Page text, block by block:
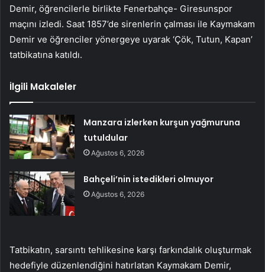
Demir, öğrencilerle birlikte Fenerbahçe- Giresunspor
maçını izledi. Saat 1857’de sirenlerin çalması ile Kaymakam
Demir ve öğrenciler yönergeye uyarak ‘Çök, Tutun, Kapan’
tatbikatına katıldı.
İlgili Makaleler
Manzara izlerken kurşun yağmuruna
tutuldular
Ağustos 6, 2026
Bahçeli’nin istedikleri olmuyor
Ağustos 6, 2026
Tatbikatın, sarsıntı tehlikesine karşı farkındalık oluşturmak
hedefiyle düzenlendiğini hatırlatan Kaymakam Demir,